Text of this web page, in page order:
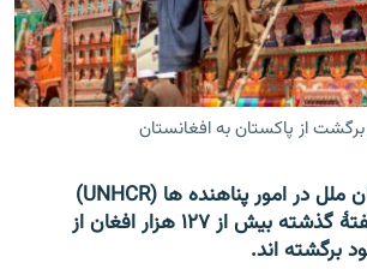
از پاکستان به افغانستان
کمشنری عالی سازمان ملل در امور پناهنده ها (UNHCR)
می‌گوید که در دو هفتۀ گذشته بیش از ۱۲۷ هزار افغان از
برگشته اند.